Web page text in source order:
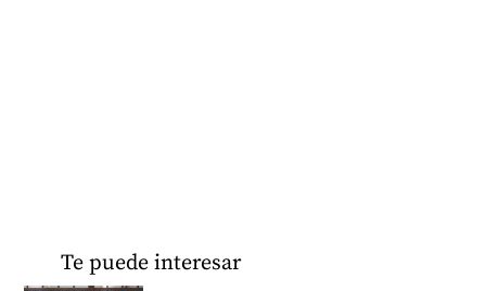
Te puede interesar